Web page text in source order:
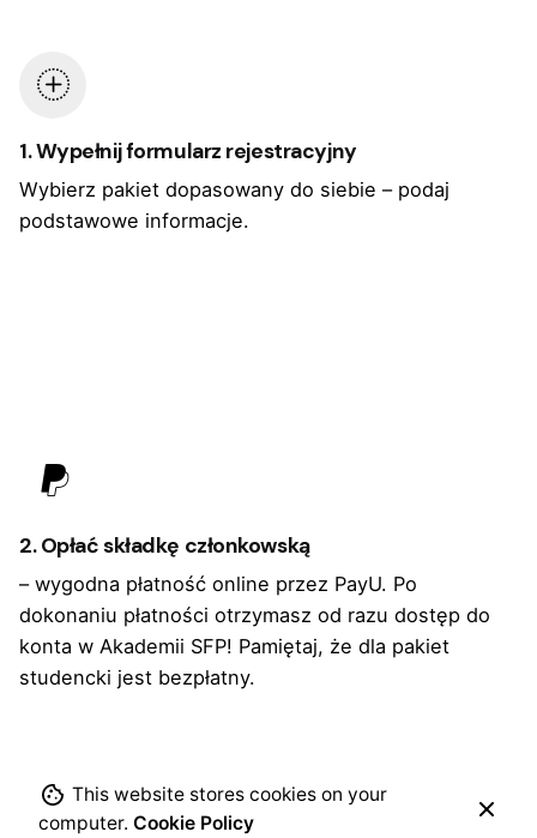
1. Wypełnij formularz rejestracyjny
Wybierz pakiet dopasowany do siebie – podaj
podstawowe informacje.
2. Opłać składkę członkowską
– wygodna płatność online przez PayU. Po
dokonaniu płatności otrzymasz od razu dostęp do
konta w Akademii SFP! Pamiętaj, że dla pakiet
studencki jest bezpłatny.
This website stores cookies on your
computer. Cookie Policy